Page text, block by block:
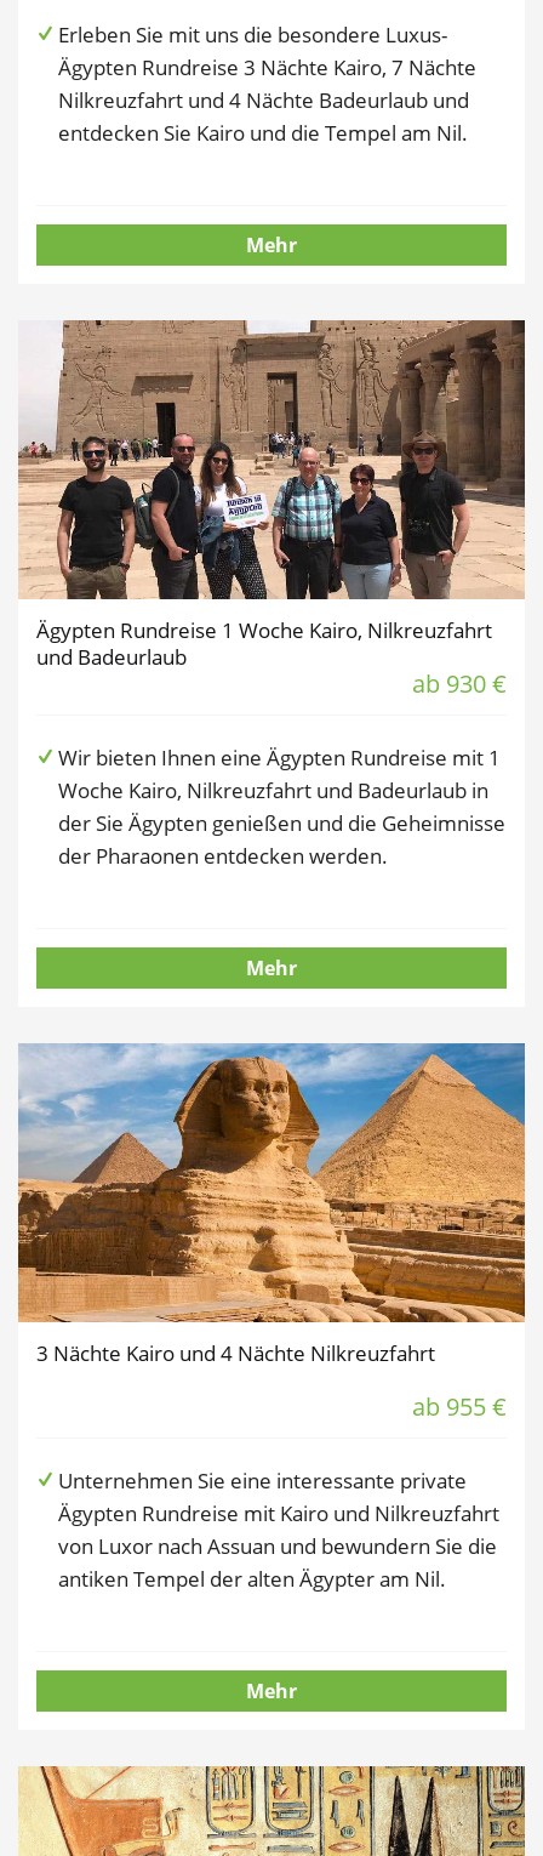
Erleben Sie mit uns die besondere Luxus-
Ägypten Rundreise 3 Nächte Kairo, 7 Nächte
Nilkreuzfahrt und 4 Nächte Badeurlaub und
entdecken Sie Kairo und die Tempel am Nil.
Mehr
Ägypten Rundreise 1 Woche Kairo, Nilkreuzfahrt
und Badeurlaub
ab 930 €
Wir bieten Ihnen eine Ägypten Rundreise mit 1
Woche Kairo, Nilkreuzfahrt und Badeurlaub in
der Sie Ägypten genießen und die Geheimnisse
der Pharaonen entdecken werden.
Mehr
3 Nächte Kairo und 4 Nächte Nilkreuzfahrt
ab 955 €
Unternehmen Sie eine interessante private
Ägypten Rundreise mit Kairo und Nilkreuzfahrt
von Luxor nach Assuan und bewundern Sie die
antiken Tempel der alten Ägypter am Nil.
Mehr